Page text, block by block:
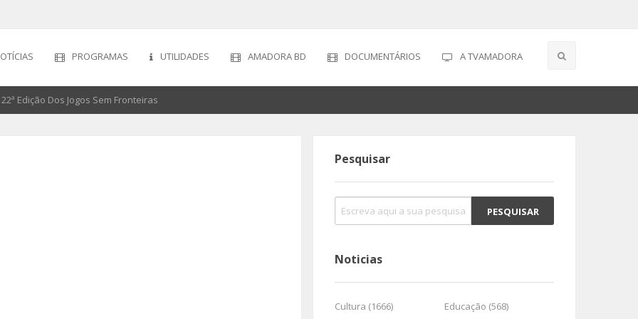
PROGRAMAS UTILIDADES AMADORA BD DOCUMENTÁRIOS A TVAMADORA
Edição Dos Jogos Sem Fronteiras
Pesquisar
Noticias
Cultura (1666)
Educação (568)